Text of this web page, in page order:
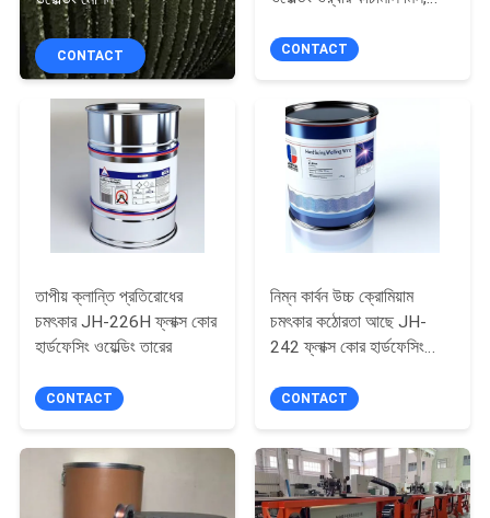
নিয়ন্ত্রণ
আমাদের
করুন
উদ্ধৃতির
জন্য
CONTACT CONTACT
তাপীয় ক্লান্তি প্রতিরোধের
চমৎকার JH-226H ফ্লাক্স কোর
হার্ডফেসিং ওয়েল্ডিং তারের
CONTACT
নিম্ন কার্বন উচ্চ ক্রোমিয়াম
চমৎকার কঠোরতা আছে JH-
242 ফ্লাক্স কোর হার্ডফেসিং
CONTACT